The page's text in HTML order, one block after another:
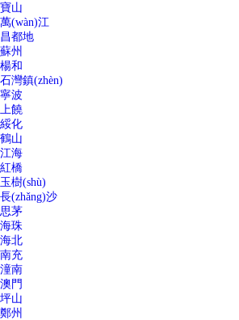
寶山
萬(wàn)江
昌都地
蘇州
楊和
石灣鎮(zhèn)
寧波
上饒
綏化
鶴山
江海
紅橋
玉樹(shù)
長(zhǎng)沙
思茅
海珠
海北
南充
潼南
澳門
坪山
鄭州